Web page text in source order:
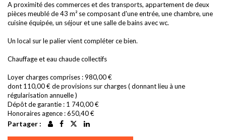
A proximité des commerces et des transports, appartement de deux
pièces meublé de 43 m² se composant d'une entrée, une chambre, une
cuisine équipée, un séjour et une salle de bains avec wc.
Un local sur le palier vient compléter ce bien.
Chauffage et eau chaude collectifs
Loyer charges comprises : 980,00 €
dont 110,00 € de provisions sur charges ( donnant lieu à une
régularisation annuelle )
Dépôt de garantie : 1 740,00 €
Honoraires agence : 650,40 €
Partager :